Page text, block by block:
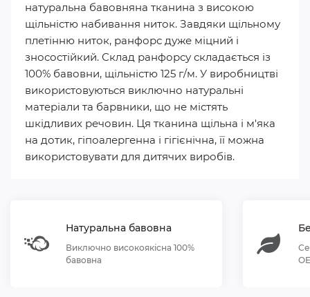
натуральна бавовняна тканина з високою
щільністю набивання ниток. Завдяки щільному
плетінню ниток, ранфорс дуже міцний і
зносостійкий. Склад ранфорсу складається із
100% бавовни, щільністю 125 г/м. У виробництві
використовуються виключно натуральні
матеріали та барвники, що не містять
шкідливих речовин. Ця тканина щільна і м'яка
на дотик, гіпоалергенна і гігієнічна, її можна
використовувати для дитячих виробів.
Натуральна бавовна
Виключно високоякісна 100%
бавовна